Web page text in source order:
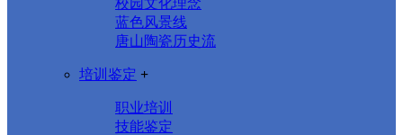
校园文化理念
蓝色风景线
唐山陶瓷历史流
培训鉴定 +
职业培训
技能鉴定